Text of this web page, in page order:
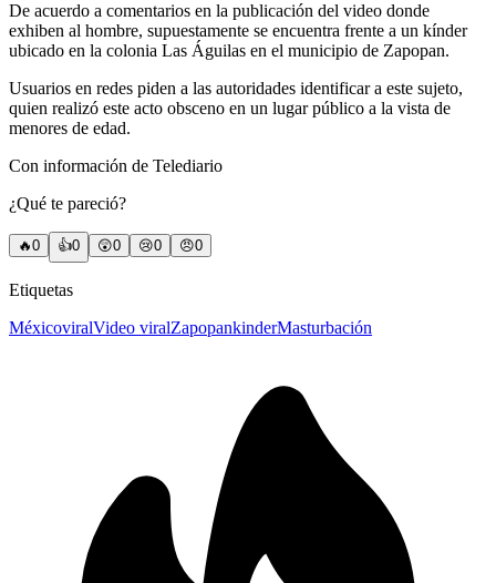
De acuerdo a comentarios en la publicación del video donde
exhiben al hombre, supuestamente se encuentra frente a un kínder
ubicado en la colonia Las Águilas en el municipio de Zapopan.
Usuarios en redes piden a las autoridades identificar a este sujeto,
quien realizó este acto obsceno en un lugar público a la vista de
menores de edad.
Con información de Telediario
¿Qué te pareció?
🔥0 👍0 😲0 😢0 😠0
Etiquetas
MéxicoviralVideo viralZapopankinderMasturbación